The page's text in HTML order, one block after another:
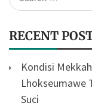
for:
RECENT
Kondisi
Lhokseumawe
Suci